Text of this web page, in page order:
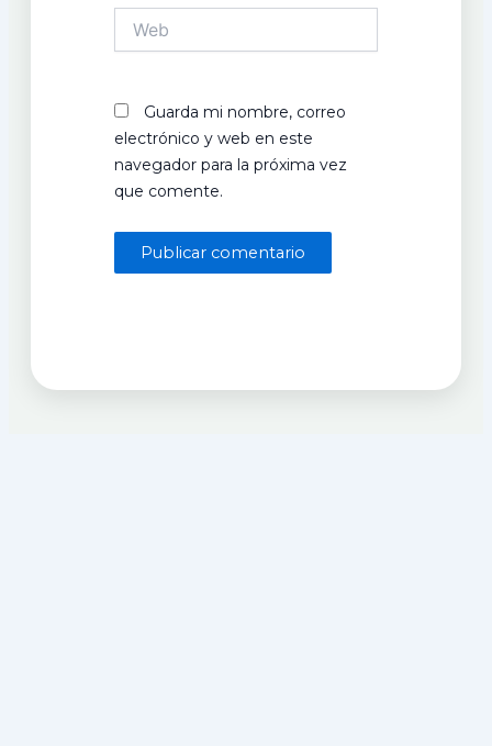
Guarda mi nombre, correo
electrónico y web en este
navegador para la próxima vez
que comente.